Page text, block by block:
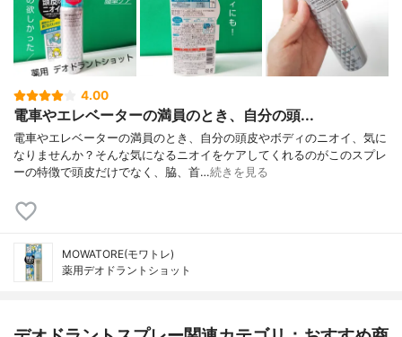
4.00
電車やエレベーターの満員のとき、自分の頭...
電車やエレベーターの満員のとき、自分の頭皮やボディのニオイ、気に
なりませんか？そんな気になるニオイをケアしてくれるのがこのスプレ
ーの特徴で頭皮だけでなく、脇、首…続きを見る
MOWATORE(モワトレ)
薬用デオドラントショット